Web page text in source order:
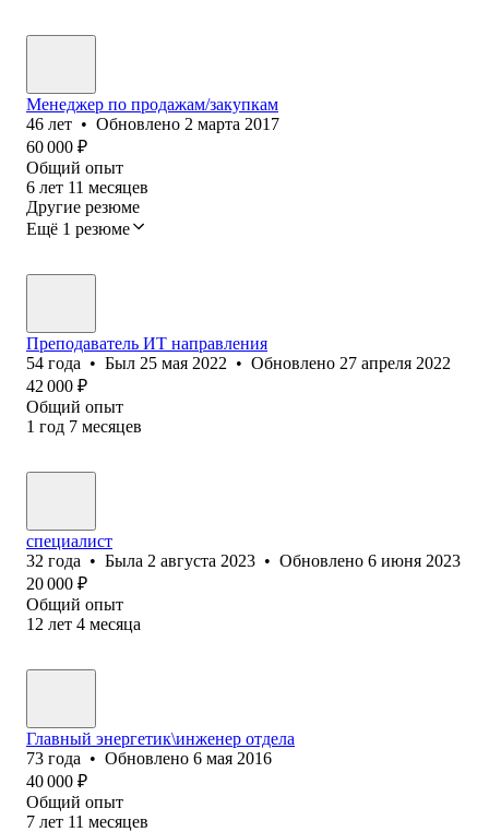
Менеджер по продажам/закупкам
46 лет • Обновлено 2 марта 2017
60 000 ₽
Общий опыт
6 лет 11 месяцев
Другие резюме
Ещё 1 резюме
Преподаватель ИТ направления
54 года • Был 25 мая 2022 • Обновлено 27 апреля 2022
42 000 ₽
Общий опыт
1 год 7 месяцев
специалист
32 года • Была 2 августа 2023 • Обновлено 6 июня 2023
20 000 ₽
Общий опыт
12 лет 4 месяца
Главный энергетик\инженер отдела
73 года • Обновлено 6 мая 2016
40 000 ₽
Общий опыт
7 лет 11 месяцев